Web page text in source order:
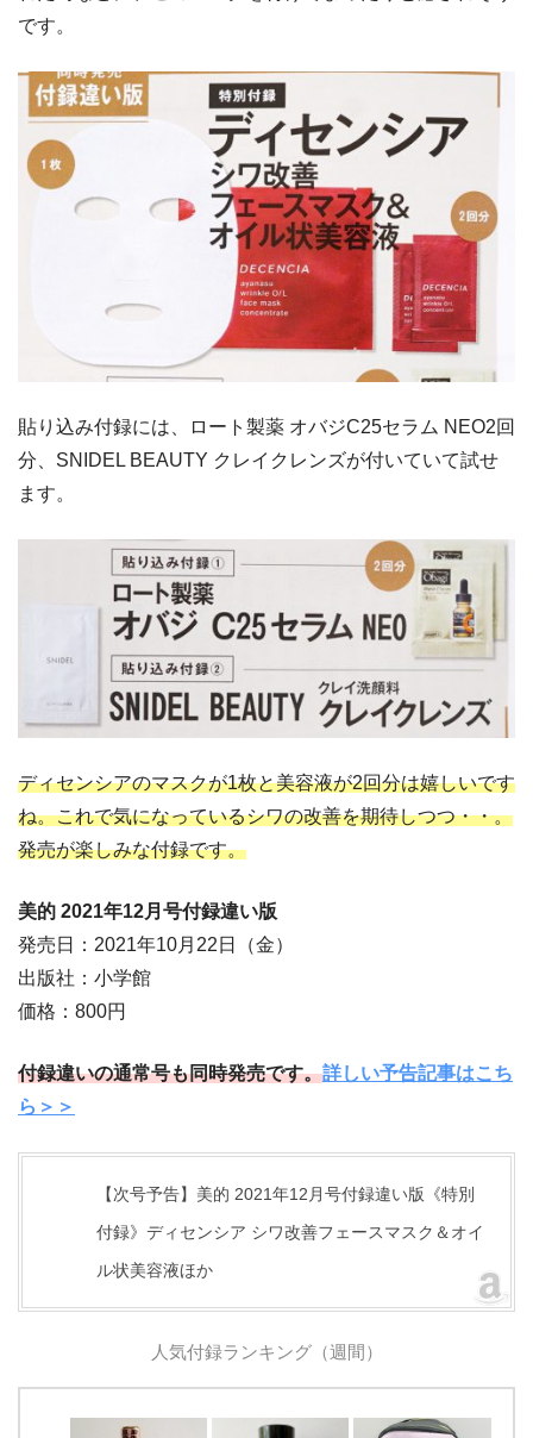
です。
貼り込み付録には、ロート製薬 オバジC25セラム NEO2回
分、SNIDEL BEAUTY クレイクレンズが付いていて試せ
ます。
ディセンシアのマスクが1枚と美容液が2回分は嬉しいです
ね。これで気になっているシワの改善を期待しつつ・・。
発売が楽しみな付録です。
美的 2021年12月号付録違い版
発売日：2021年10月22日（金）
出版社：小学館
価格：800円
付録違いの通常号も同時発売です。詳しい予告記事はこち
ら＞＞
【次号予告】美的 2021年12月号付録違い版《特別
付録》ディセンシア シワ改善フェースマスク＆オイ
ル状美容液ほか
人気付録ランキング（週間）